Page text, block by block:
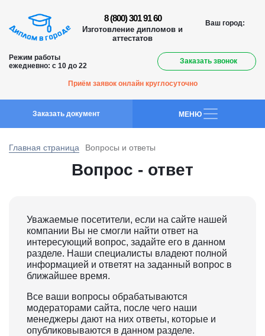
8 (800) 301 91 60
Изготовление дипломов и
аттестатов
Ваш город:
Режим работы
ежедневно: с 10 до 22
Заказать звонок
Приём заявок онлайн круглосуточно
Заказать документ MEНЮ
Главная страница Вопросы и ответы
Вопрос - ответ
Уважаемые посетители, если на сайте нашей
компании Вы не смогли найти ответ на
интересующий вопрос, задайте его в данном
разделе. Наши специалисты владеют полной
информацией и ответят на заданный вопрос в
ближайшее время.
Все ваши вопросы обрабатываются
модераторами сайта, после чего наши
менеджеры дают на них ответы, которые и
опубликовываются в данном разделе.